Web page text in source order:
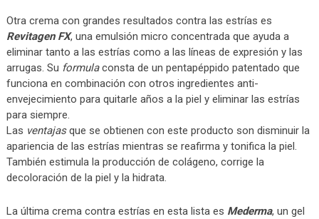
Otra crema con grandes resultados contra las estrías es
Revitagen FX, una emulsión micro concentrada que ayuda a
eliminar tanto a las estrías como a las líneas de expresión y las
arrugas. Su formulaconsta de un pentapéppido patentado que
funciona en combinación con otros ingredientes anti-
envejecimiento para quitarle años a la piel y eliminar las estrías
para siempre.
Las ventajasque se obtienen con este producto son disminuir la
apariencia de las estrías mientras se reafirma y tonifica la piel.
También estimula la producción de colágeno, corrige la
decoloración de la piel y la hidrata.
La última crema contra estrías en esta lista es Mederma, un gel